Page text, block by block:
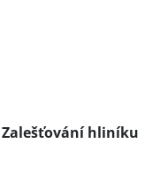
Zalešťování hliníku